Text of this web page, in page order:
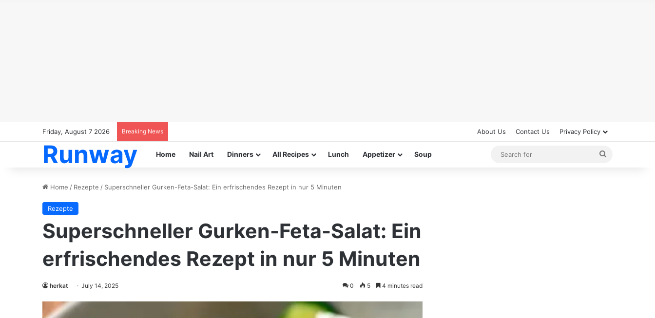
Friday, August 7 2026 Breaking News About Us Contact Us Privacy Policy
Runway Home Nail Art Dinners All Recipes Lunch Appetizer Soup
Home / Rezepte / Superschneller Gurken-Feta-Salat: Ein erfrischendes Rezept in nur 5 Minuten
Rezepte
Superschneller Gurken-Feta-Salat: Ein
erfrischendes Rezept in nur 5 Minuten
herkat July 14, 2025 0 5 4 minutes read